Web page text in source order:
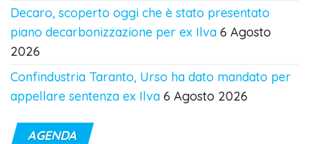
Decaro, scoperto oggi che è stato presentato
piano decarbonizzazione per ex Ilva 6 Agosto
2026
Confindustria Taranto, Urso ha dato mandato per
appellare sentenza ex Ilva 6 Agosto 2026
AGENDA